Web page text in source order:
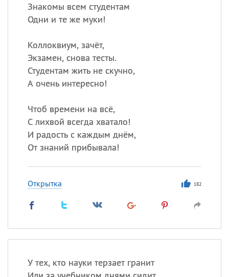
Знакомы всем студентам
Одни и те же муки!
Коллоквиум, зачёт,
Экзамен, снова тесты.
Студентам жить не скучно,
А очень интересно!
Чтоб времени на всё,
С лихвой всегда хватало!
И радость с каждым днём,
От знаний прибывала!
Открытка 182
У тех, кто науки терзает гранит